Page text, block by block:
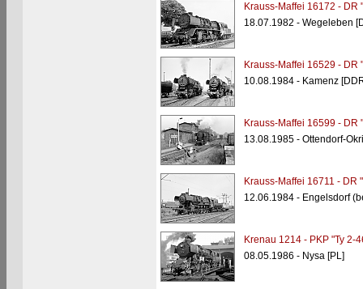
Krauss-Maffei 16172 - DR
18.07.1982 - Wegeleben
Krauss-Maffei 16529 - DR
10.08.1984 - Kamenz
Krauss-Maffei 16599 - DR
13.08.1985 - Ottendorf-
Krauss-Maffei 16711 - DR
12.06.1984 - Engelsdorf
Krenau 1214 - PKP "Ty 2-
08.05.1986 - Nysa [PL]